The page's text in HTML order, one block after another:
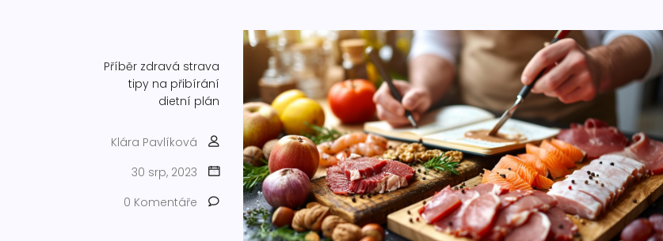
Příběr zdravá strava
tipy na přibírání
dietní plán
Klára Pavlíková
30 srp, 2023
0 Komentáře